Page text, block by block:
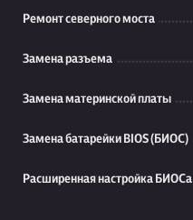
Ремонт северного моста
Замена разъема
Замена материнской платы
Замена батарейки BIOS (БИОС)
Расширенная настройка БИОСа